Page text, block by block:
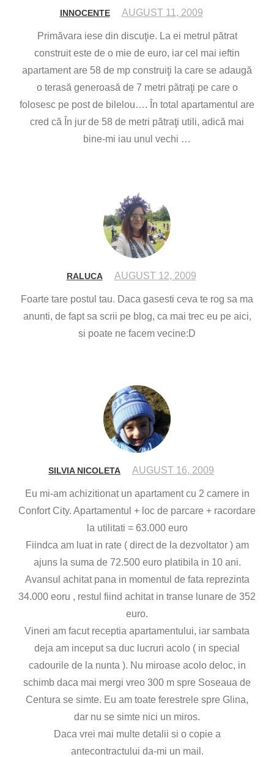
INNOCENTE AUGUST 11, 2009
Primăvara iese din discuţie. La ei metrul pătrat
construit este de o mie de euro, iar cel mai ieftin
apartament are 58 de mp construiţi la care se adaugă
o terasă generoasă de 7 metri pătraţi pe care o
folosesc pe post de bilelou…. În total apartamentul are
cred că În jur de 58 de metri pătraţi utili, adică mai
bine-mi iau unul vechi …
RALUCA AUGUST 12, 2009
Foarte tare postul tau. Daca gasesti ceva te rog sa ma
anunti, de fapt sa scrii pe blog, ca mai trec eu pe aici,
si poate ne facem vecine:D
SILVIA NICOLETA AUGUST 16, 2009
Eu mi-am achizitionat un apartament cu 2 camere in
Confort City. Apartamentul + loc de parcare + racordare
la utilitati = 63.000 euro
Fiindca am luat in rate ( direct de la dezvoltator ) am
ajuns la suma de 72.500 euro platibila in 10 ani.
Avansul achitat pana in momentul de fata reprezinta
34.000 eoru , restul fiind achitat in transe lunare de 352
euro.
Vineri am facut receptia apartamentului, iar sambata
deja am inceput sa duc lucruri acolo ( in special
cadourile de la nunta ). Nu miroase acolo deloc, in
schimb daca mai mergi vreo 300 m spre Soseaua de
Centura se simte. Eu am toate ferestrele spre Glina,
dar nu se simte nici un miros.
Daca vrei mai multe detalii si o copie a
antecontractului da-mi un mail.